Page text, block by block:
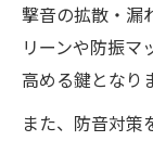
撃音の拡散・漏
リーンや防振マ
高める鍵となり
また、防音対策